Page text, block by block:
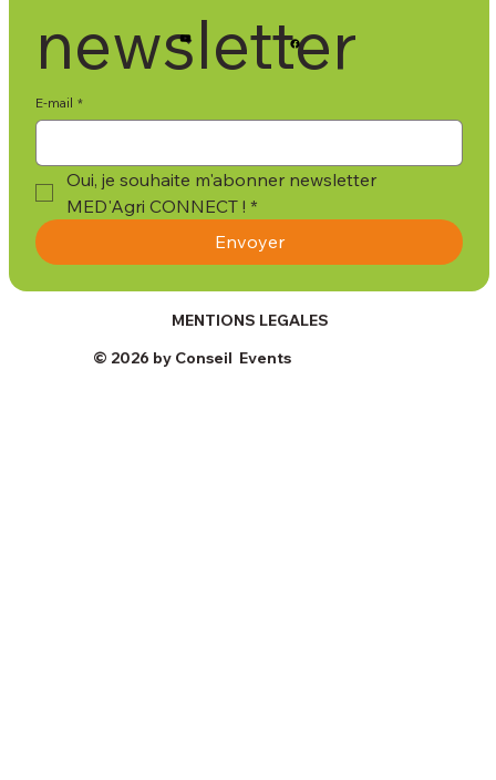
MENTIONS LEGALES
© 2026 by Conseil Events
newsletter
E-mail *
Oui, je souhaite m'abonner newsletter
MED'Agri CONNECT ! *
Envoyer